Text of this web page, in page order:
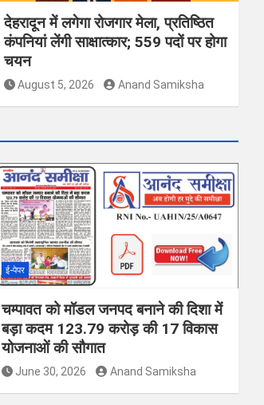
देहरादून में लगेगा रोजगार मेला, प्रतिष्ठित
कंपनियां लेंगी साक्षात्कार; 559 पदों पर होगा
चयन
August 5, 2026 Anand Samiksha
ई-पेपर
चम्पावत को मॉडल जनपद बनाने की दिशा में
बड़ा कदम 123.79 करोड़ की 17 विकास
योजनाओं की सौगात
June 30, 2026 Anand Samiksha